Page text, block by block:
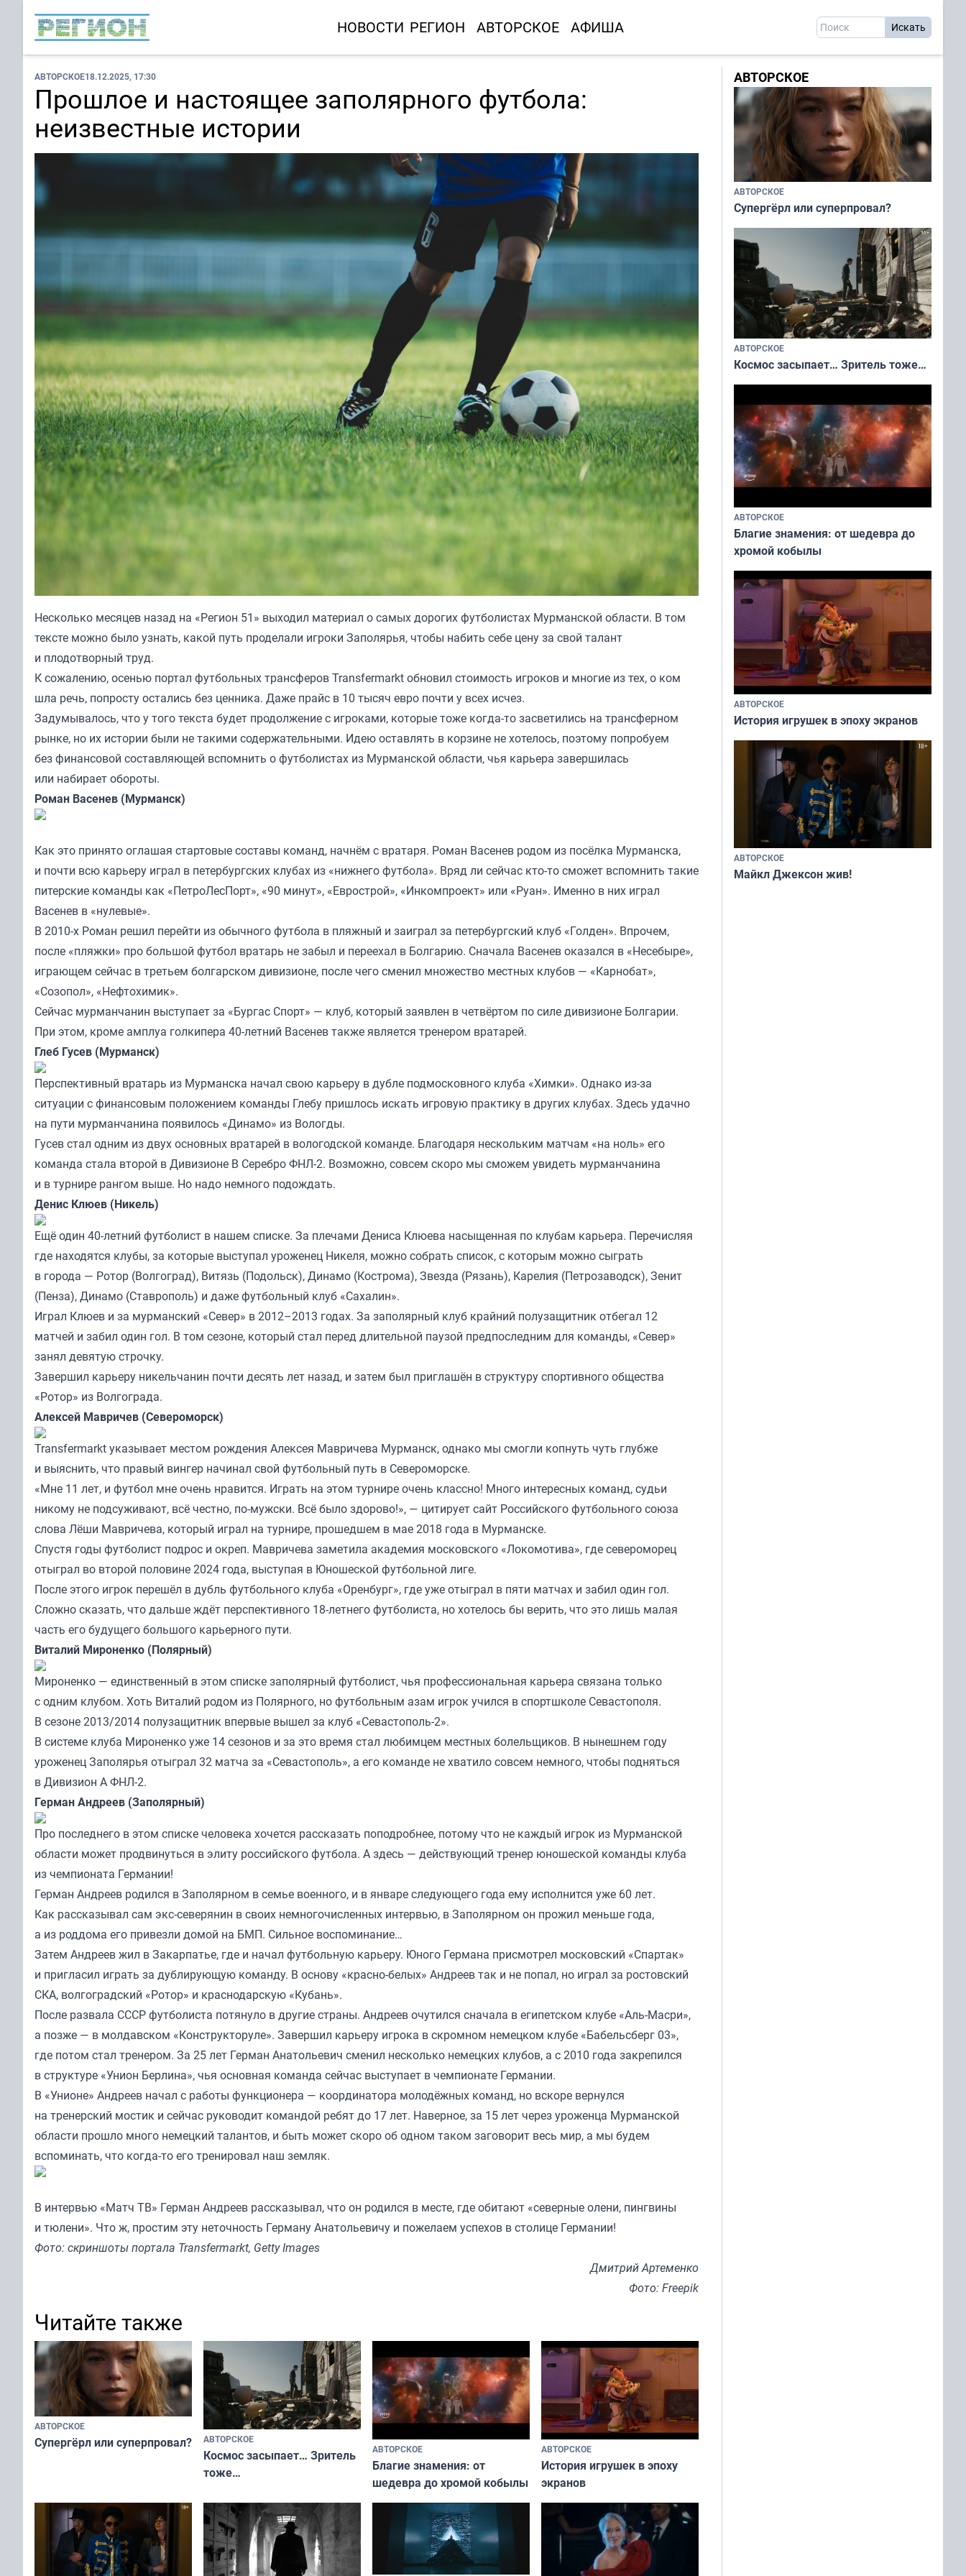
НОВОСТИ РЕГИОН АВТОРСКОЕ АФИША
АВТОРСКОЕ18.12.2025, 17:30
Прошлое и настоящее заполярного футбола:
неизвестные истории
Несколько месяцев назад на «Регион 51» выходил материал о самых дорогих футболистах Мурманской области. В том
тексте можно было узнать, какой путь проделали игроки Заполярья, чтобы набить себе цену за свой талант
и плодотворный труд.
К сожалению, осенью портал футбольных трансферовTransfermarktобновил стоимость игроков и многие из тех, о ком
шла речь, попросту остались без ценника. Даже прайс в 10 тысяч евро почти у всех исчез.
Задумывалось, что у того текста будет продолжение с игроками, которые тоже когда-то засветились на трансферном
рынке, но их истории были не такими содержательными. Идею оставлять в корзине не хотелось, поэтому попробуем
без финансовой составляющей вспомнить о футболистах из Мурманской области, чья карьера завершилась
или набирает обороты.
Роман Васенев (Мурманск)
Как это принято оглашая стартовые составы команд, начнём с вратаря. Роман Васенев родом из посёлка Мурманска,
и почти всю карьеру играл в петербургских клубах из «нижнего футбола». Вряд ли сейчас кто-то сможет вспомнить такие
питерские команды как «ПетроЛесПорт», «90 минут», «Еврострой», «Инкомпроект» или «Руан». Именно в них играл
Васенев в «нулевые».
В 2010-х Роман решил перейти из обычного футбола в пляжный и заиграл за петербургский клуб «Голден». Впрочем,
после «пляжки» про большой футбол вратарь не забыл и переехал в Болгарию. Сначала Васенев оказался в «Несебыре»,
играющем сейчас в третьем болгарском дивизионе, после чего сменил множество местных клубов — «Карнобат»,
«Созопол», «Нефтохимик».
Сейчас мурманчанин выступает за «Бургас Спорт» — клуб, который заявлен в четвёртом по силе дивизионе Болгарии.
При этом, кроме амплуа голкипера 40-летний Васенев также является тренером вратарей.
Глеб Гусев (Мурманск)
Перспективный вратарь из Мурманска начал свою карьеру в дубле подмосковного клуба «Химки». Однако из-за
ситуации с финансовым положением команды Глебу пришлось искать игровую практику в других клубах. Здесь удачно
на пути мурманчанина появилось «Динамо» из Вологды.
Гусев стал одним из двух основных вратарей в вологодской команде. Благодаря нескольким матчам «на ноль» его
команда стала второй в Дивизионе B Серебро ФНЛ-2. Возможно, совсем скоро мы сможем увидеть мурманчанина
и в турнире рангом выше. Но надо немного подождать.
Денис Клюев (Никель)
Ещё один 40-летний футболист в нашем списке. За плечами Дениса Клюева насыщенная по клубам карьера. Перечисляя
где находятся клубы, за которые выступал уроженец Никеля, можно собрать список, с которым можно сыграть
в города — Ротор (Волгоград), Витязь (Подольск), Динамо (Кострома), Звезда (Рязань), Карелия (Петрозаводск), Зенит
(Пенза), Динамо (Ставрополь) и даже футбольный клуб «Сахалин».
Играл Клюев и за мурманский «Север» в 2012–2013 годах. За заполярный клуб крайний полузащитник отбегал 12
матчей и забил один гол. В том сезоне, который стал перед длительной паузой предпоследним для команды, «Север»
занял девятую строчку.
Завершил карьеру никельчанин почти десять лет назад, и затем был приглашён в структуру спортивного общества
«Ротор» из Волгограда.
Алексей Мавричев (Североморск)
Transfermarkt указывает местом рождения Алексея Мавричева Мурманск, однако мы смогли копнуть чуть глубже
и выяснить, что правый вингер начинал свой футбольный путь в Североморске.
«Мне 11 лет, и футбол мне очень нравится. Играть на этом турнире очень классно! Много интересных команд, судьи
никому не подсуживают, всё честно, по-мужски. Всё было здорово!», — цитирует сайт Российского футбольного союза
слова Лёши Мавричева, который играл на турнире, прошедшем в мае 2018 года в Мурманске.
Спустя годы футболист подрос и окреп. Мавричева заметила академия московского «Локомотива», где североморец
отыграл во второй половине 2024 года, выступая в Юношеской футбольной лиге.
После этого игрок перешёл в дубль футбольного клуба «Оренбург», где уже отыграл в пяти матчах и забил один гол.
Сложно сказать, что дальше ждёт перспективного 18-летнего футболиста, но хотелось бы верить, что это лишь малая
часть его будущего большого карьерного пути.
Виталий Мироненко (Полярный)
Мироненко — единственный в этом списке заполярный футболист, чья профессиональная карьера связана только
с одним клубом. Хоть Виталий родом из Полярного, но футбольным азам игрок учился в спортшколе Севастополя.
В сезоне 2013/2014 полузащитник впервые вышел за клуб «Севастополь-2».
В системе клуба Мироненко уже 14 сезонов и за это время стал любимцем местных болельщиков. В нынешнем году
уроженец Заполярья отыграл 32 матча за «Севастополь», а его команде не хватило совсем немного, чтобы подняться
в Дивизион А ФНЛ-2.
Герман Андреев (Заполярный)
Про последнего в этом списке человека хочется рассказать поподробнее, потому что не каждый игрок из Мурманской
области может продвинуться в элиту российского футбола. А здесь — действующий тренер юношеской команды клуба
из чемпионата Германии!
Герман Андреев родился в Заполярном в семье военного, и в январе следующего года ему исполнится уже 60 лет.
Как рассказывал сам экс-северянин в своих немногочисленных интервью, в Заполярном он прожил меньше года,
а из роддома его привезли домой на БМП. Сильное воспоминание…
Затем Андреев жил в Закарпатье, где и начал футбольную карьеру. Юного Германа присмотрел московский «Спартак»
и пригласил играть за дублирующую команду. В основу «красно-белых» Андреев так и не попал, но играл за ростовский
СКА, волгоградский «Ротор» и краснодарскую «Кубань».
После развала СССР футболиста потянуло в другие страны. Андреев очутился сначала в египетском клубе «Аль-Масри»,
а позже — в молдавском «Конструкторуле». Завершил карьеру игрока в скромном немецком клубе «Бабельсберг 03»,
где потом стал тренером. За 25 лет Герман Анатольевич сменил несколько немецких клубов, а с 2010 года закрепился
в структуре «Унион Берлина», чья основная команда сейчас выступает в чемпионате Германии.
В «Унионе» Андреев начал с работы функционера — координатора молодёжных команд, но вскоре вернулся
на тренерский мостик и сейчас руководит командой ребят до 17 лет. Наверное, за 15 лет через уроженца Мурманской
области прошло много немецкий талантов, и быть может скоро об одном таком заговорит весь мир, а мы будем
вспоминать, что когда-то его тренировал наш земляк.
В интервью «Матч ТВ» Герман Андреев рассказывал, что он родился в месте, где обитают «северные олени, пингвины
и тюлени». Что ж, простим эту неточность Герману Анатольевичу и пожелаем успехов в столице Германии!
Фото: скриншоты портала Transfermarkt, Getty Images
Дмитрий Артеменко
Фото: Freepik
Читайте также
АВТОРСКОЕ
Супергёрл или суперпровал? АВТОРСКОЕ
Космос засыпает… Зритель
тоже…
АВТОРСКОЕ
Благие знамения: от
шедевра до хромой кобылы
АВТОРСКОЕ
История игрушек в эпоху
экранов
АВТОРСКОЕ
АВТОРСКОЕ
Супергёрл или суперпровал?
АВТОРСКОЕ
Космос засыпает… Зритель тоже…
АВТОРСКОЕ
Благие знамения: от шедевра до
хромой кобылы
АВТОРСКОЕ
История игрушек в эпоху экранов
АВТОРСКОЕ
Майкл Джексон жив!